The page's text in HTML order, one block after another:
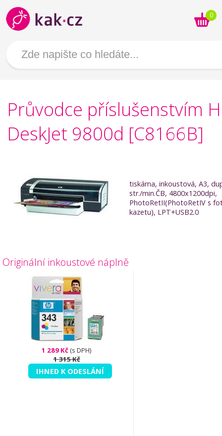
0
Průvodce příslušenstvím
DeskJet 9800d [C8166B]
tiskárna, inkoustová, A3,
str./min.ČB, 4800x1200dpi,
PhotoRetII(PhotoRetIV s
kazetu), LPT+USB2.0
Originální inkoustové náplně
1 289 Kč(s DPH)
1 315 Kč
IHNED K ODESLÁNÍ